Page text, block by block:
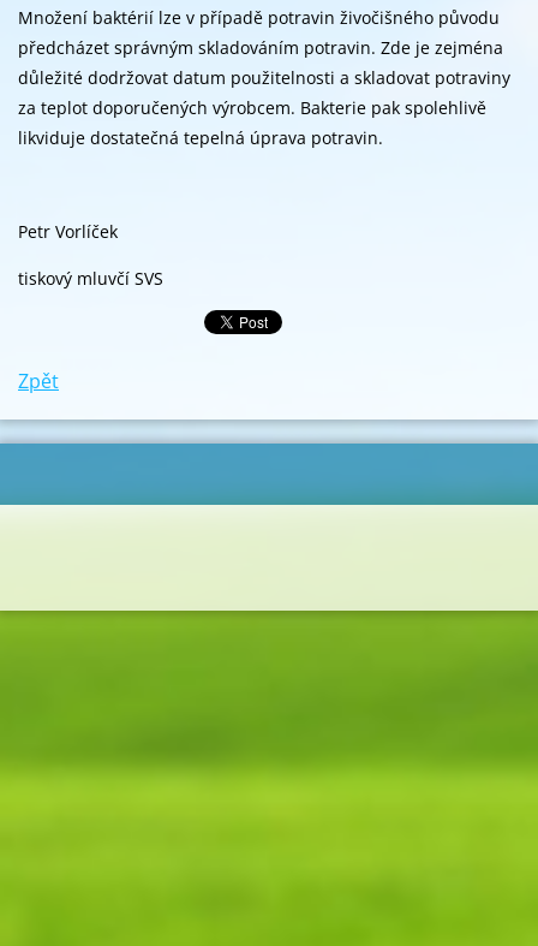
Množení baktérií lze v případě potravin živočišného původu
předcházet správným skladováním potravin. Zde je zejména
důležité dodržovat datum použitelnosti a skladovat potraviny
za teplot doporučených výrobcem. Bakterie pak spolehlivě
likviduje dostatečná tepelná úprava potravin.
Petr Vorlíček
tiskový mluvčí SVS
Zpět